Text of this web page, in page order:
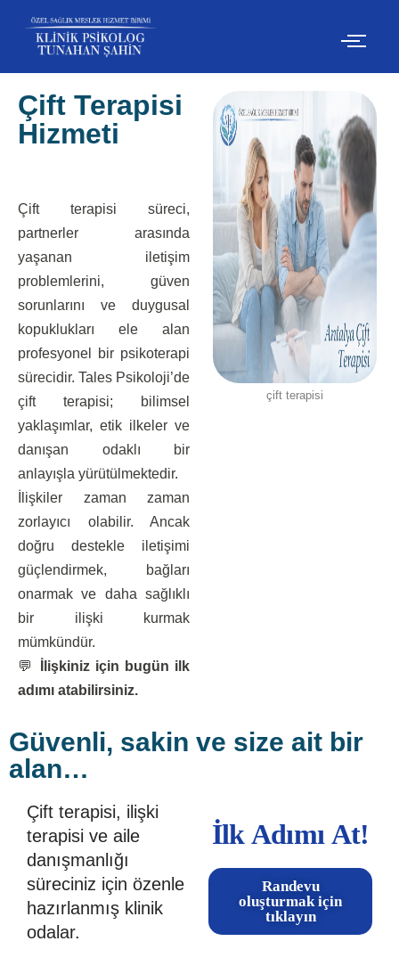
İçeriğe
geç
Çift Terapisi
Hizmeti
Çift terapisi süreci,
partnerler arasında
yaşanan iletişim
problemlerini, güven
sorunlarını ve duygusal
kopuklukları ele alan
profesyonel bir psikoterapi
sürecidir. Tales Psikoloji’de
çift terapisi; bilimsel
yaklaşımlar, etik ilkeler ve
danışan odaklı bir
anlayışla yürütülmektedir.
İlişkiler zaman zaman
zorlayıcı olabilir. Ancak
doğru destekle iletişimi
güçlendirmek, bağları
onarmak ve daha sağlıklı
bir ilişki kurmak
mümkündür.
💬
İlişkiniz için bugün ilk
adımı atabilirsiniz.
çift terapisi
Güvenli, sakin ve size ait bir
alan…
Çift terapisi, ilişki
terapisi ve aile
danışmanlığı
süreciniz için özenle
hazırlanmış klinik
odalar.
İlk Adımı At!
Randevu
oluşturmak için
tıklayın